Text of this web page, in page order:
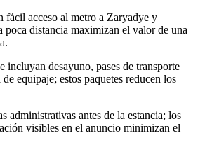
fácil acceso al metro a Zaryadye y
distancia maximizan el valor de una
incluyan desayuno, pases de transporte
equipaje; estos paquetes reducen los
administrativas antes de la estancia; los
visibles en el anuncio minimizan el